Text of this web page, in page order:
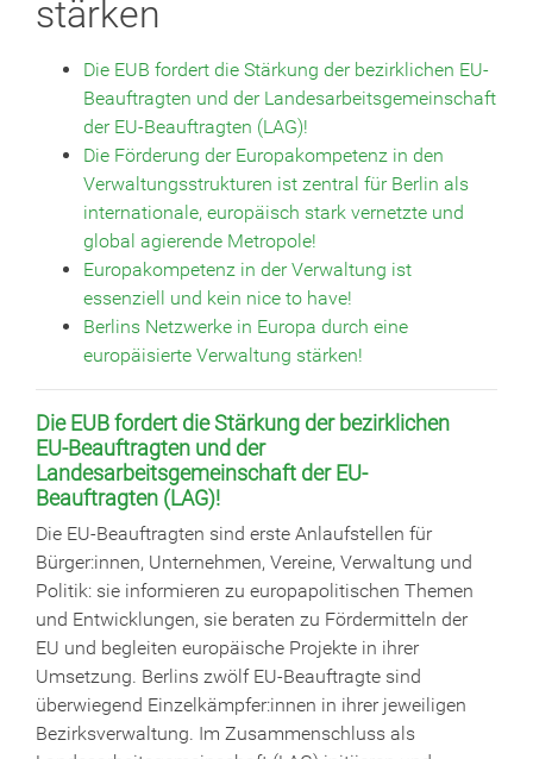
stärken
Die EUB fordert die Stärkung der bezirklichen EU-
Beauftragten und der Landesarbeitsgemeinschaft
der EU-Beauftragten (LAG)!
Die Förderung der Europakompetenz in den
Verwaltungsstrukturen ist zentral für Berlin als
internationale, europäisch stark vernetzte und
global agierende Metropole!
Europakompetenz in der Verwaltung ist
essenziell und kein nice to have!
Berlins Netzwerke in Europa durch eine
europäisierte Verwaltung stärken!
Die EUB fordert die Stärkung der bezirklichen
EU-Beauftragten und der
Landesarbeitsgemeinschaft der EU-
Beauftragten (LAG)!
Die EU-Beauftragten sind erste Anlaufstellen für
Bürger:innen, Unternehmen, Vereine, Verwaltung und
Politik: sie informieren zu europapolitischen Themen
und Entwicklungen, sie beraten zu Fördermitteln der
EU und begleiten europäische Projekte in ihrer
Umsetzung. Berlins zwölf EU-Beauftragte sind
überwiegend Einzelkämpfer:innen in ihrer jeweiligen
Bezirksverwaltung. Im Zusammenschluss als